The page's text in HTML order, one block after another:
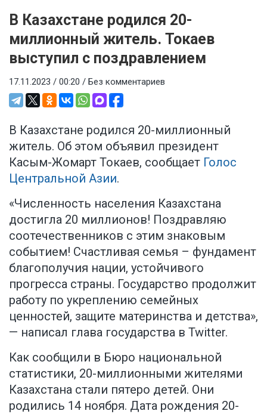
В Казахстане родился 20-
миллионный житель. Токаев
выступил с поздравлением
17.11.2023 / 00:20 / Без комментариев
В Казахстане родился 20-миллионный
житель. Об этом объявил президент
Касым-Жомарт Токаев, сообщает Голос
Центральной Азии.
«Численность населения Казахстана
достигла 20 миллионов! Поздравляю
соотечественников с этим знаковым
событием! Счастливая семья – фундамент
благополучия нации, устойчивого
прогресса страны. Государство продолжит
работу по укреплению семейных
ценностей, защите материнства и детства»,
— написал глава государства в Twitter.
Как сообщили в Бюро национальной
статистики, 20-миллионными жителями
Казахстана стали пятеро детей. Они
родились 14 ноября. Дата рождения 20-